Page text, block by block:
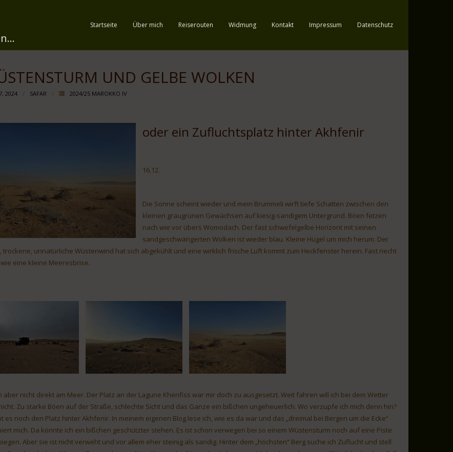
Startseite Über mich Reiserouten Widmung Kontakt Impressum Datenschutz
UND GELBE WOLKEN
2024 SAFAR 2024/25 MAROKKO IV
oder ein Zufluchtsplatz hinter Akhfenir
16.12.
Die Sonne scheint wieder und mein Brummeli wirft tiefe Schatten zwischen den
kleinen graugrünen Gewächsen auf kiesig-sandigem Untergrund. Böen fetzen
nach wie vor übers Womodach. Der fast schwefelgelbe Horizont mit seinen
sandgeschwängerten Wolken ist wieder blau. Kleine Hügel um mich herum. Der
trockene, unnatürliche Wüstenwind hat sich abgekühlt und eine wirklich frische Luft kommt zum Heckfenster herein. Fast riecht
eine kleine Meeresbrise.
aber nicht direkt am Meer. Der Platz an der Lagune Khenfiss war mir doch zu ausgesetzt. Weit fahren will ich bei dem Wetter
Zu starke Böen auf der Straße, schlechte Sicht und das Ganze ein bißchen ungeheuerlich. Wo verzupfe ich mich denn hin?
es noch den Platz hinter Akhfenir. In meinem eigenen Blog lese ich, wie es da war und das „dreimal bei Bergen um die Ecke“
mich. Da könnte ich ein bißchen geschützter stehen. Es ist schon verwegen bei so einem Wüstensturm noch auf eine Piste
Aber sie ist nicht verweht und vor allem eher steinig als sandig. Hinter dem „höchsten“ Berg suche ich Zuflucht und stell